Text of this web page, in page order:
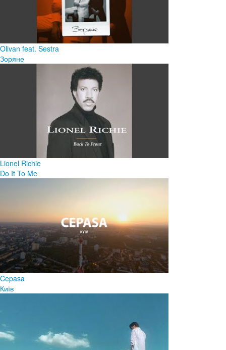
Olivan feat. Sestra
Зоряне
Lionel Richie
Do It To Me
Cepasa
Київ